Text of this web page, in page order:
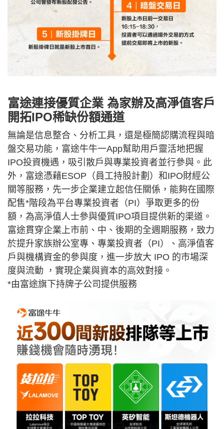
富途連接優質企業 為家辦及高淨值客戶
開拓IPO稀缺份額通道
無論是信息整合、分析工具，還是極簡認購流程與暗
盤交易功能，富途牛牛一App幫助用戶靈活地把握
IPO投資機遇，吸引散戶與專業投資者並行參與。此
外，富途憑藉ESOP（員工持股計劃）和IPO財經公
關等服務，先一步企業建立起信任關係，能夠在國際
配售*階段為平台專業投資者（PI）爭取更多的份
額，為高淨值人士參與優質IPO項目提供新的渠道。
富途貫穿企業上市前、中、後期的全週期服務，致力
於提升家族辦公室專、專業投資者（PI）、高淨值客
戶與機構資金的參與度，進一步放大 IPO 的市場深
度與流動 ，實現企業與資本的高效對接。
*由富途旗下持牌子公司提供服務